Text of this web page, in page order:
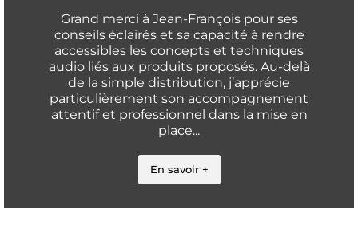
Grand merci à Jean-François pour ses
conseils éclairés et sa capacité à rendre
accessibles les concepts et techniques
audio liés aux produits proposés. Au-delà
de la simple distribution, j’apprécie
particulièrement son accompagnement
attentif et professionnel dans la mise en
place...
En savoir +